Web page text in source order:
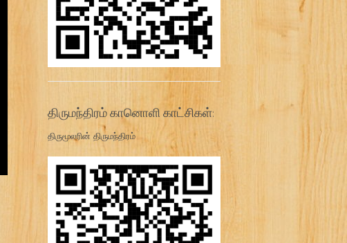
திருமந்திரம் கானொளி காட்சிகள்:
திருமூலரின் திருமந்திரம்